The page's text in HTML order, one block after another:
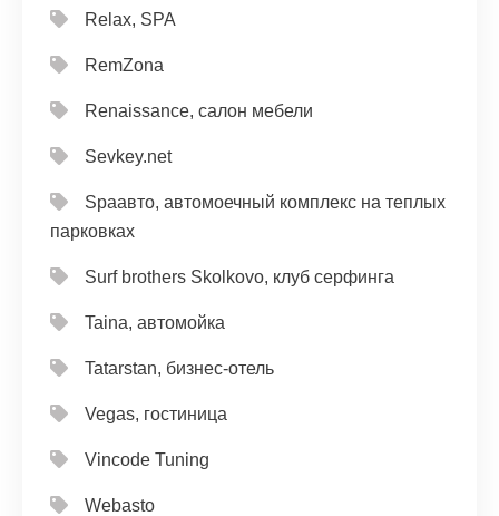
Relax, SPA
RemZona
Renaissance, салон мебели
Sevkey.net
Spaавто, автомоечный комплекс на теплых
парковках
Surf brothers Skolkovo, клуб серфинга
Taina, автомойка
Tatarstan, бизнес-отель
Vegas, гостиница
Vincode Tuning
Webasto